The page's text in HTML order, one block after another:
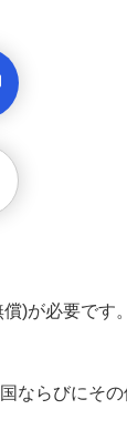
)が必要です
ならびにそ